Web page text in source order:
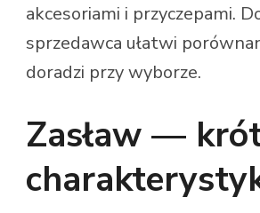
akcesoriami i przyczepami.
sprzedawca ułatwi
doradzi przy wyborze.
Zasław —